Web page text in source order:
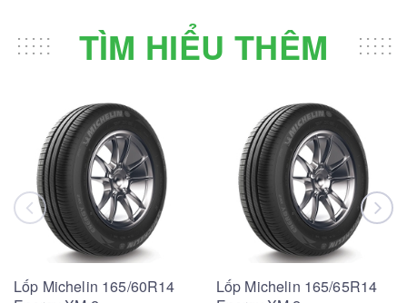
TÌM HIỂU THÊM
Lốp Michelin 165/60R14
Lốp Michelin 165/65R14